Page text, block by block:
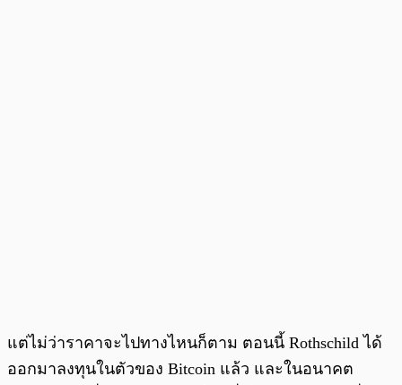
แต่ไม่ว่าราคาจะไปทางไหนก็ตาม ตอนนี้ Rothschild ได้
ออกมาลงทุนในตัวของ Bitcoin แล้ว และในอนาคต